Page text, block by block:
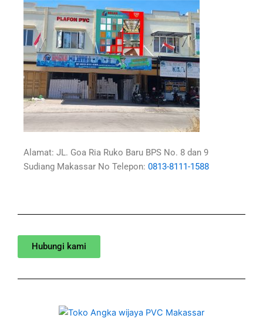
Alamat: JL. Goa Ria Ruko Baru BPS No. 8 dan 9
Sudiang Makassar No Telepon: 0813-8111-1588
Hubungi kami